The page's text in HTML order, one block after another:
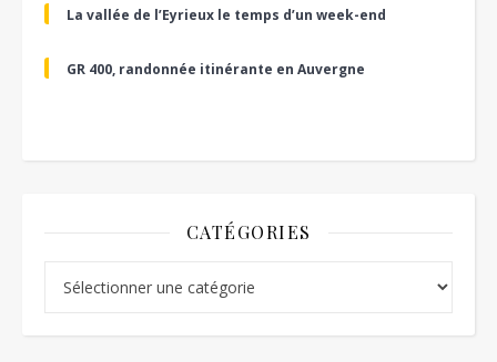
La vallée de l’Eyrieux le temps d’un week-end
GR 400, randonnée itinérante en Auvergne
CATÉGORIES